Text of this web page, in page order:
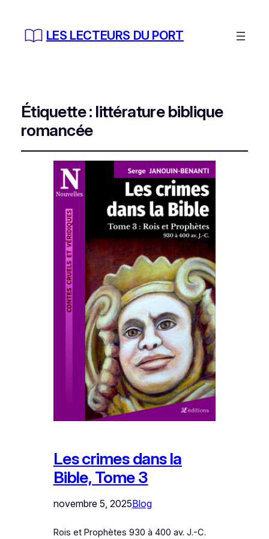
LES LECTEURS DU PORT
Étiquette : littérature biblique
romancée
Les crimes dans la
Bible, Tome 3
novembre 5, 2025Blog
Rois et Prophètes 930 à 400 av. J.-C.